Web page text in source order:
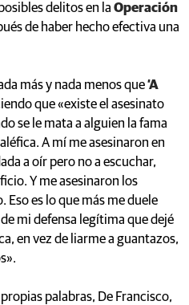
delitos en la Operación
de haber hecho efectiva una
más y nada menos que‘A
que «existe el asesinato
se le mata a alguien la fama
A mí me asesinaron en
a oír pero no a escuchar,
Y me asesinaron los
es lo que más me duele
mi defensa legítima que dejé
en vez de liarme a guantazos,
palabras, De Francisco,